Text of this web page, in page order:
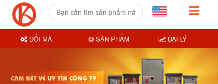
ĐỔI MÃ SẢN PHẨM ĐẠI LÝ